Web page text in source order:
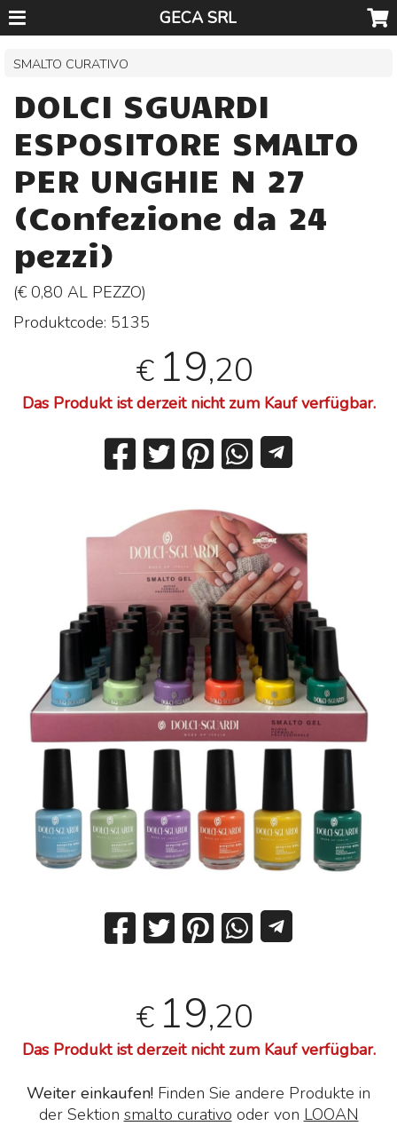
GECA SRL
SMALTO CURATIVO
DOLCI SGUARDI
ESPOSITORE SMALTO
PER UNGHIE N 27
(Confezione da 24
pezzi)
(€ 0,80 AL PEZZO)
Produktcode: 5135
€ 19,20
Das Produkt ist derzeit nicht zum Kauf verfügbar.
€ 19,20
Das Produkt ist derzeit nicht zum Kauf verfügbar.
Weiter einkaufen! Finden Sie andere Produkte in
der Sektion smalto curativo oder von LOOAN